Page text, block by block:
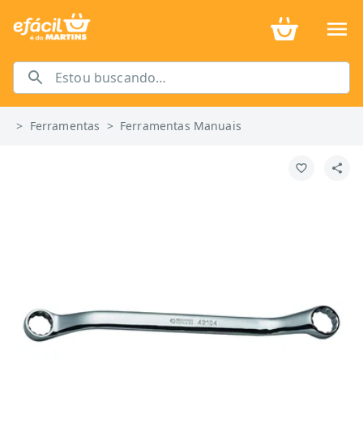
> Ferramentas > Ferramentas Manuais